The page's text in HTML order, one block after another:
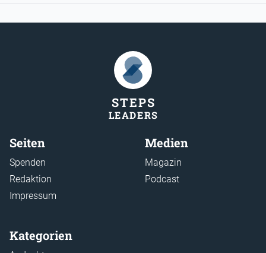
STEPS
LEADERS
Seiten
Spenden
Redaktion
Impressum
Medien
Magazin
Podcast
Kategorien